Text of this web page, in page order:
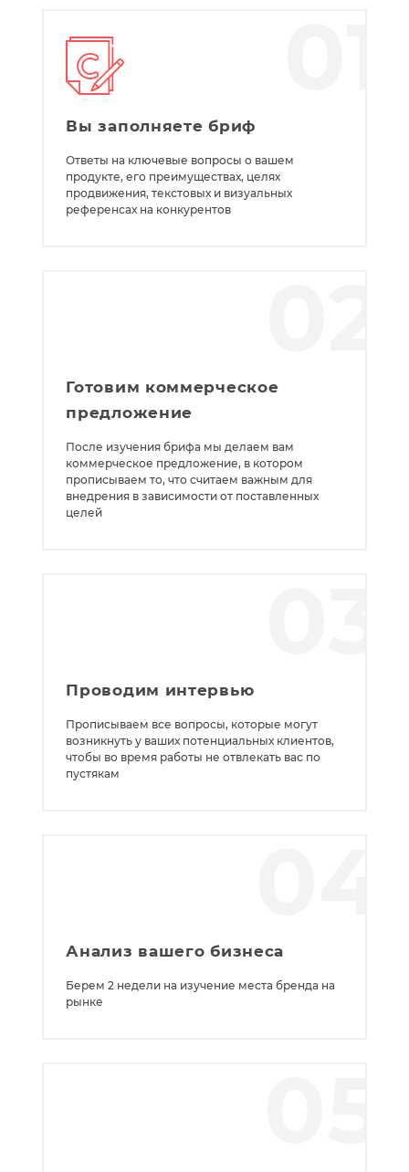
Вы заполняете бриф
Ответы на ключевые вопросы о вашем
продукте, его преимуществах, целях
продвижения, текстовых и визуальных
референсах на конкурентов
Готовим коммерческое
предложение
После изучения брифа мы делаем вам
коммерческое предложение, в котором
прописываем то, что считаем важным для
внедрения в зависимости от поставленных
целей
Проводим интервью
Прописываем все вопросы, которые могут
возникнуть у ваших потенциальных клиентов,
чтобы во время работы не отвлекать вас по
пустякам
Анализ вашего бизнеса
Берем 2 недели на изучение места бренда на
рынке